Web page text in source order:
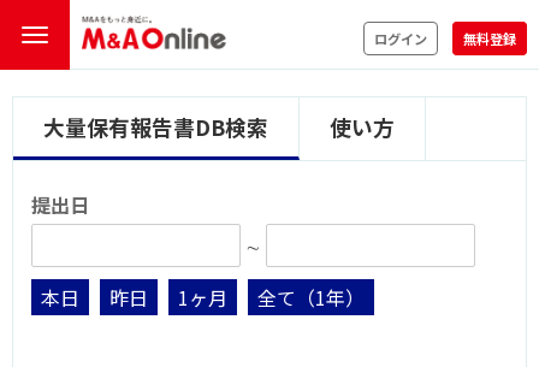
ログイン 無料登録
大量保有報告書DB検索 使い方
提出日
∼
本日
昨日 1ヶ月 全て（1年）